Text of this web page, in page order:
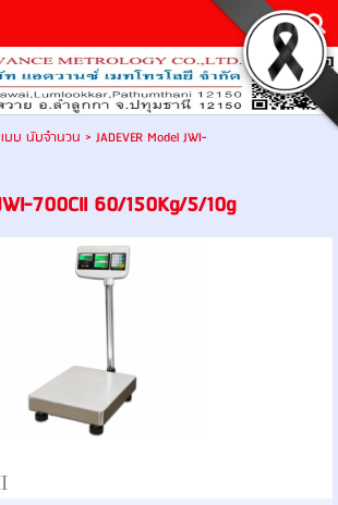
บบ นับจำนวน > JADEVER Model JWI-
700CII 60/150Kg/5/10g